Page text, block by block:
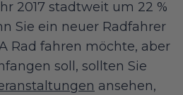
2017 stadtweit um 22 %
Sie ein neuer Radfahrer
Rad fahren möchte, aber
soll, sollten Sie
ansehen,